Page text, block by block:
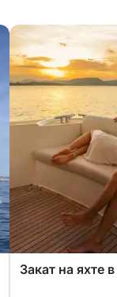
Закат на яхте